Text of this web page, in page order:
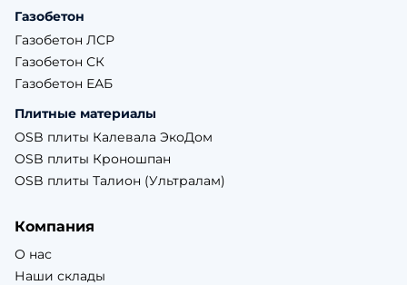
Газобетон
Газобетон ЛСР
Газобетон СК
Газобетон ЕАБ
Плитные материалы
OSB плиты Калевала ЭкоДом
OSB плиты Кроношпан
OSB плиты Талион (Ультралам)
Компания
О нас
Наши склады